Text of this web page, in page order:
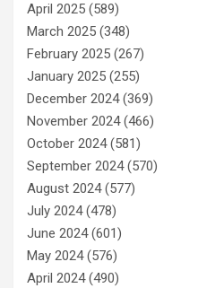
April 2025 (589)
March 2025 (348)
February 2025 (267)
January 2025 (255)
December 2024(369)
November 2024(466)
October 2024(581)
September 2024(570)
August 2024(577)
July 2024(478)
June 2024(601)
May 2024(576)
April 2024(490)